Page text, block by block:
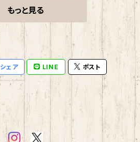
もっと見る
シェア LINE ポスト